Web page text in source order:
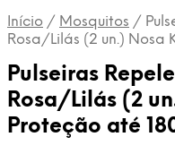
Início / Mosquitos /
Rosa/Lilás (2 un.) Nosa
Pulseiras
Rosa/Lilás (2
Proteção até